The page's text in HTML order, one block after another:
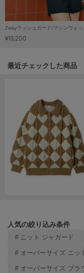
HOKA ONEONE
ホカ オネオネ
le coq sportif
ルコックスポルティフ
LILY BROWN Lingerie
LITTLE UNION TOKYO
2way
¥13,200
関連記事
最近チェックした商品
人気の絞り込み条件
# ニット ジャガード
# オーバーサイズ ニッ
# オーバーサイズ ブラ